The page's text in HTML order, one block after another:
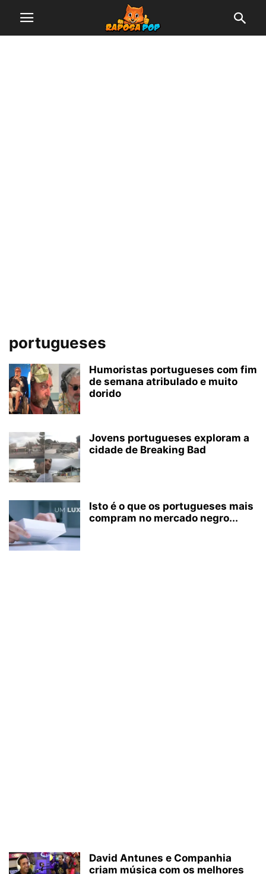
portugueses
Humoristas portugueses com fim
de semana atribulado e muito
dorido
Jovens portugueses exploram a
cidade de Breaking Bad
Isto é o que os portugueses mais
compram no mercado negro...
David Antunes e Companhia
criam música com os melhores